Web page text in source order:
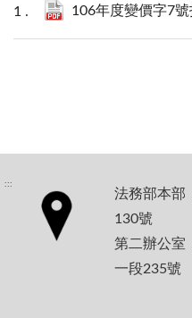
106年度變價字7
:::
法務部本部
130號
第二辦公室
一段235號